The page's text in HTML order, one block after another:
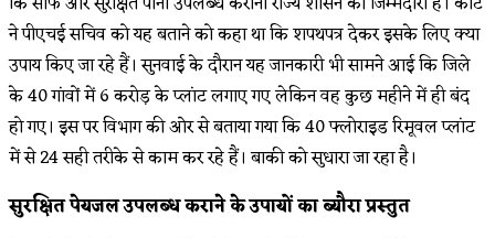
ने पीएचई सचिव को यह बताने को कहा था कि शपथपत्र देकर इसके लिए क्या
उपाय किए जा रहे हैं। सुनवाई के दौरान यह जानकारी भी सामने आई कि जिले
के 40 गांवों में 6 करोड़ के प्लांट लगाए गए लेकिन वह कुछ महीने में ही बंद
हो गए। इस पर विभाग की ओर से बताया गया कि 40 फ्लोराइड रिमूवल प्लांट
में से 24 सही तरीके से काम कर रहे हैं। बाकी को सुधारा जा रहा है।
सुरक्षित पेयजल उपलब्ध कराने के उपायों का ब्यौरा प्रस्तुत